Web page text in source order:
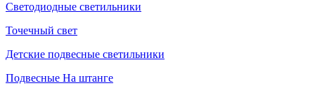
Светодиодные светильники
Точечный свет
Детские подвесные светильники
Подвесные На штанге